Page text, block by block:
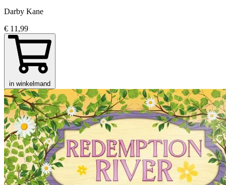
Darby Kane
€ 11,99
in winkelmand